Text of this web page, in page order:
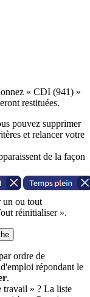
« CDI (941) »
restituées.
pouvez supprimer
et relancer votre
de la façon
un ou tout
réinitialiser ».
ordre de
répondant le
.
travail » ? La liste